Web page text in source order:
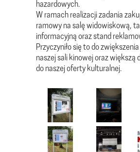
hazardowych.
W ramach realizacji zadania
ramowy na salę widowiskową,
informacyjną oraz stand
Przyczyniło się to do
naszej sali kinowej oraz większą
do naszej oferty kulturalnej.